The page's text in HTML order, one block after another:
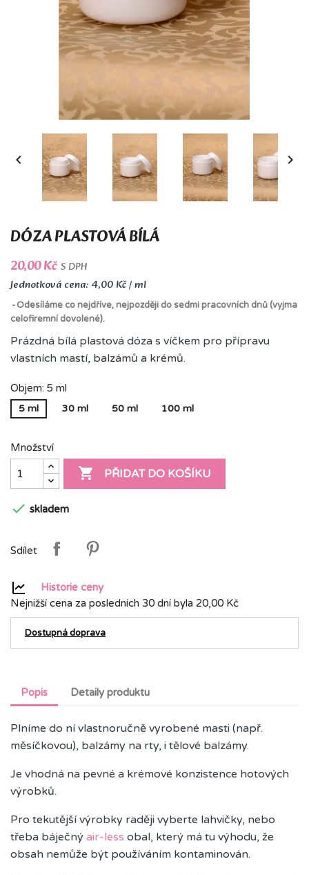
 
DÓZA PLASTOVÁ BÍLÁ
20,00 Kč S DPH
Jednotková cena: 4,00 Kč / ml
Odesíláme co nejdříve, nejpozději do sedmi pracovních dnů (vyjma
celofiremní dovolené).
Prázdná bílá plastová dóza s víčkem pro přípravu
vlastních mastí, balzámů a krémů.
Objem: 5 ml
5 ml 30 ml 50 ml 100 ml
Množství
 PŘIDAT DO KOŠÍKU
 skladem
Sdílet
Historie ceny
Nejnižší cena za posledních 30 dní byla 20,00 Kč
Dostupná doprava
Popis Detaily produktu
Plníme do ní vlastnoručně vyrobené masti (např.
měsíčkovou), balzámy na rty, i tělové balzámy.
Je vhodná na pevné a krémové konzistence hotových
výrobků.
Pro tekutější výrobky raději vyberte lahvičky, nebo
třeba báječný air-less obal, který má tu výhodu, že
obsah nemůže být používáním kontaminován.